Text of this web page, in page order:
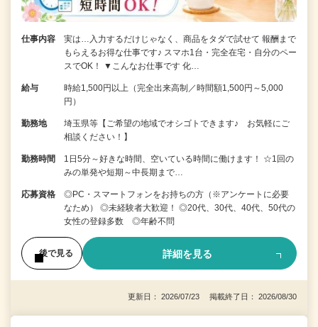
仕事内容
実は…入力するだけじゃなく、商品をタダで試せて 報酬まで
もらえるお得な仕事です♪ スマホ1台・完全在宅・自分のペー
スでOK！ ▼こんなお仕事です 化…
給与
時給1,500円以上（完全出来高制／時間額1,500円～5,000
円）
勤務地
埼玉県等【ご希望の地域でオシゴトできます♪ お気軽にご
相談ください！】
勤務時間
1日5分～好きな時間、空いている時間に働けます！ ☆1回の
みの単発や短期～中長期まで…
応募資格
◎PC・スマートフォンをお持ちの方（※アンケートに必要
なため） ◎未経験者大歓迎！ ◎20代、30代、40代、50代の
女性の登録多数 ◎年齢不問
後で見る 詳細を見る
更新日： 2026/07/23 掲載終了日： 2026/08/30